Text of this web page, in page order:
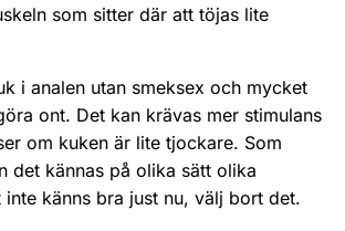
som sitter där att töjas lite
i analen utan smeksex och mycket
ont. Det kan krävas mer stimulans
om kuken är lite tjockare. Som
det kännas på olika sätt olika
inte känns bra just nu, välj bort det.